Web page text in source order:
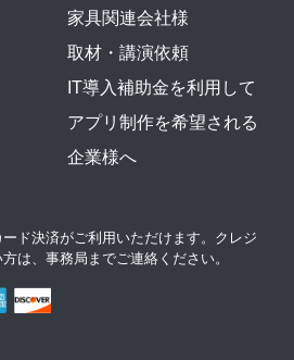
家具関連会社様
取材・講演依頼
IT導入補助金を利用して
アプリ制作を希望される
企業様へ
ド決済がご利用いただけます。クレジ
は、事務局までご連絡ください。